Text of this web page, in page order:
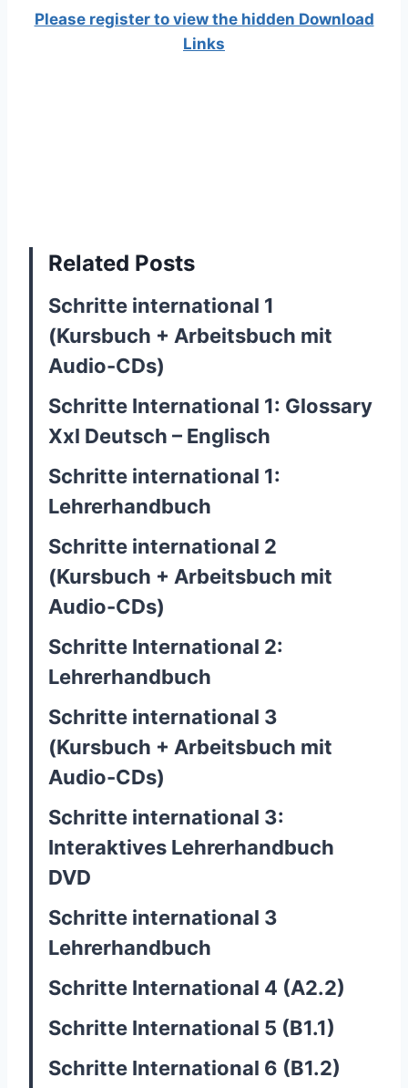
Please register to view the hidden Download
Links
Related Posts
Schritte international 1
(Kursbuch + Arbeitsbuch mit
Audio-CDs)
Schritte International 1: Glossary
Xxl Deutsch – Englisch
Schritte international 1:
Lehrerhandbuch
Schritte international 2
(Kursbuch + Arbeitsbuch mit
Audio-CDs)
Schritte International 2:
Lehrerhandbuch
Schritte international 3
(Kursbuch + Arbeitsbuch mit
Audio-CDs)
Schritte international 3:
Interaktives Lehrerhandbuch
DVD
Schritte international 3
Lehrerhandbuch
Schritte International 4 (A2.2)
Schritte International 5 (B1.1)
Schritte International 6 (B1.2)